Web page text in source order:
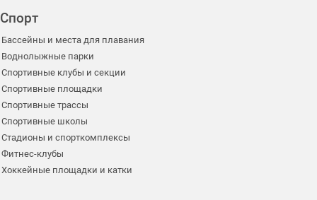
Спорт
Бассейны и места для плавания
Воднолыжные парки
Спортивные клубы и секции
Спортивные площадки
Спортивные трассы
Спортивные школы
Стадионы и спорткомплексы
Фитнес-клубы
Хоккейные площадки и катки